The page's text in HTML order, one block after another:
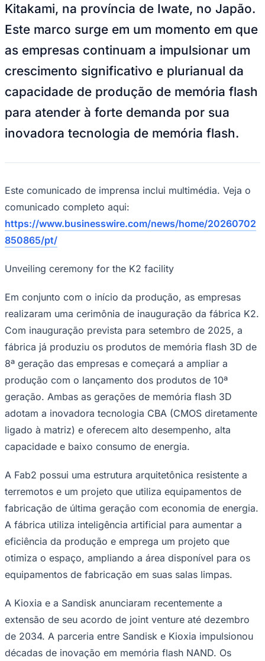
Sport
Kitakami, na província de Iwate, no Japão.
Este marco surge em um momento em que
as empresas continuam a impulsionar um
crescimento significativo e plurianual da
capacidade de produção de memória flash
para atender à forte demanda por sua
inovadora tecnologia de memória flash.
Este comunicado de imprensa inclui multimédia. Veja o
comunicado completo aqui:
https://www.businesswire.com/news/home/20260702
850865/pt/
Unveiling ceremony for the K2 facility
Em conjunto com o início da produção, as empresas
realizaram uma cerimônia de inauguração da fábrica K2.
Com inauguração prevista para setembro de 2025, a
fábrica já produziu os produtos de memória flash 3D de
8ª geração das empresas e começará a ampliar a
produção com o lançamento dos produtos de 10ª
geração. Ambas as gerações de memória flash 3D
adotam a inovadora tecnologia CBA (CMOS diretamente
ligado à matriz) e oferecem alto desempenho, alta
capacidade e baixo consumo de energia.
A Fab2 possui uma estrutura arquitetônica resistente a
terremotos e um projeto que utiliza equipamentos de
fabricação de última geração com economia de energia.
A fábrica utiliza inteligência artificial para aumentar a
eficiência da produção e emprega um projeto que
otimiza o espaço, ampliando a área disponível para os
equipamentos de fabricação em suas salas limpas.
A Kioxia e a Sandisk anunciaram recentemente a
extensão de seu acordo de joint venture até dezembro
de 2034. A parceria entre Sandisk e Kioxia impulsionou
décadas de inovação em memória flash NAND. Os